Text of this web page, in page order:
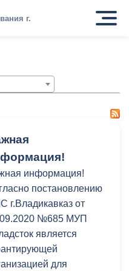
г.
информация!
постановлению
г.Владикавказ от
№685 МУП
является
для